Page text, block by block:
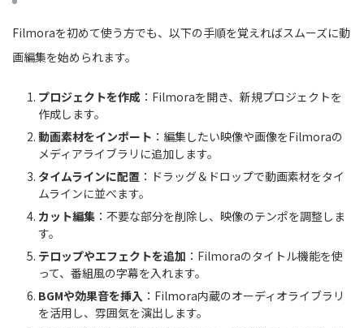
Filmoraを初めて使う方でも、以下の手順を覚えればスムーズに動
画編集を始められます。
プロジェクトを作成 ：Filmoraを開き、新規プロジェクトを
作成します。
動画素材をインポート ：編集したい映像や画像をFilmoraの
メディアライブラリに追加します。
タイムラインに配置 ：ドラッグ＆ドロップで動画素材をタイ
ムラインに並べます。
カット編集 ：不要な部分を削除し、映像のテンポを調整しま
す。
テロップやエフェクトを追加 ：Filmoraのタイトル機能を使
って、番組風の字幕を入れます。
BGMや効果音を挿入 ：Filmora内蔵のオーディオライブラリ
を活用し、雰囲気を演出します。